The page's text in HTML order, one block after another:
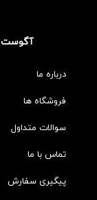
آگوست
درباره ما
فروشگاه ها
سوالات متداول
تماس با ما
پیگیری سفارش